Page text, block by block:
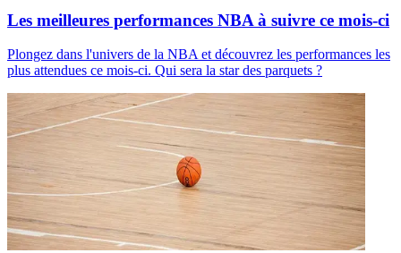
Les meilleures performances NBA à suivre ce mois-ci
Plongez dans l'univers de la NBA et découvrez les performances les
plus attendues ce mois-ci. Qui sera la star des parquets ?